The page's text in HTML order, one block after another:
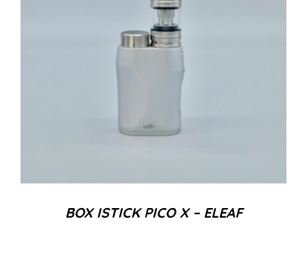
BOX ISTICK PICO X – ELEAF